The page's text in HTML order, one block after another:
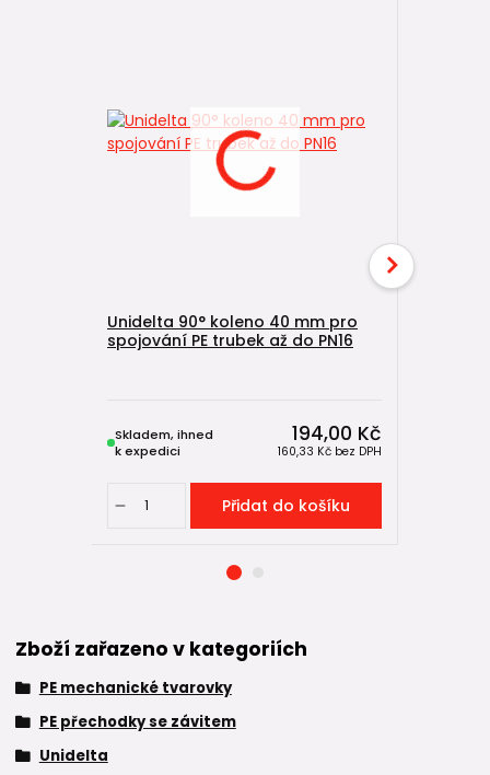
Unidelta 90° koleno 40 mm pro
spojování PE trubek až do PN16
194,00 Kč
160,33 Kč bez DPH
Skladem, ihned
k expedici
Přidat do košíku
Zboží zařazeno v kategoriích
PE mechanické tvarovky
PE přechodky se závitem
Unidelta